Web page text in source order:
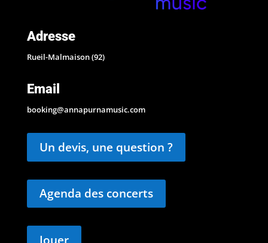
Adresse
Rueil-Malmaison (92)
Email
booking@annapurnamusic.com
Un devis, une question ?
Agenda des concerts